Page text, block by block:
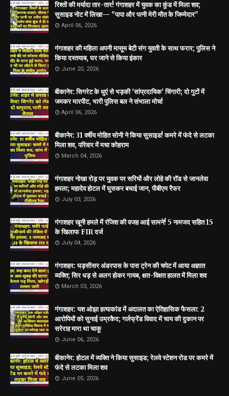
रिश्तों की मर्यादा तार-तार! गंगाशहर में युवक का कुंड में मिला शव;
सुसाइड नोट में लिखा— "पापा और पत्नी मेरी मौत के जिम्मेदार"
April 06, 2026
गंगाशहर की महिला अपनी मासूम बेटी संग युवती के साथ फरार; पुलिस ने
किया दस्तयाब, घर जाने से किया इंकार
June 20, 2026
बीकानेर: सिगरेट के धुएं से भड़की 'सांप्रदायिक' चिंगारी; दो गुटों में
जमकर मारपीट, भारी पुलिस बल ने संभाला मोर्चा
April 06, 2026
बीकानेर: 31 वर्षीय मोहित सोनी ने किया सुसाइड! कमरे में फंदे से लटका
मिला शव, परिवार में मचा कोहराम
March 04, 2026
गंगाशहर नोखा रोड़ पर युवक पर सरियों और लोहे की रॉड से जानलेवा
हमला; महादेव होटल में घुसकर बचाई जान, पीबीएम रैफर
July 03, 2026
गंगाशहर खूनी हमले में रंजिश की वजह आई सामने! 5 नामजद सहित 15
के खिलाफ FIR दर्ज
July 04, 2026
गंगाशहर: घड़सीसर अंडरपास के पास ट्रेन की चपेट में आया अज्ञात
व्यक्ति; सिर धड़ से अलग होकर गायब, क्षत-विक्षत हालत में मिला शव
March 03, 2026
गंगाशहर: यश ओझा हत्याकांड में अदालत का ऐतिहासिक फैसला: 2
आरोपियों को सुनाई उम्रकैद; गर्लफ्रेंड विवाद में चाय की दुकान पर
सरेराह मारा था चाकू
June 06, 2026
बीकानेर: होटल में व्यक्ति ने किया सुसाइड; रेलवे स्टेशन रोड पर कमरे में
फंदे से लटका मिला शव
June 05, 2026